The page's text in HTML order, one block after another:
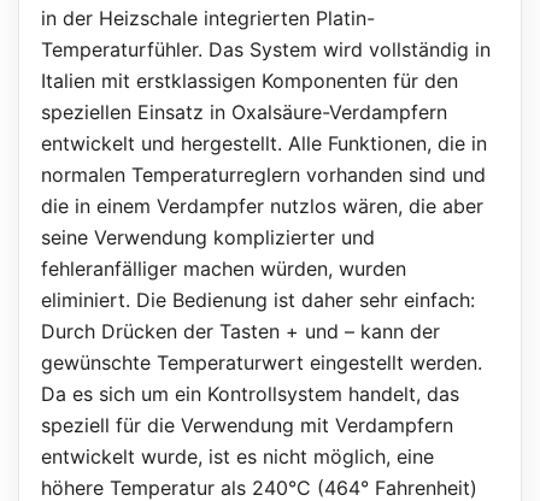
in der Heizschale integrierten Platin-
Temperaturfühler. Das System wird vollständig in
Italien mit erstklassigen Komponenten für den
speziellen Einsatz in Oxalsäure-Verdampfern
entwickelt und hergestellt. Alle Funktionen, die in
normalen Temperaturreglern vorhanden sind und
die in einem Verdampfer nutzlos wären, die aber
seine Verwendung komplizierter und
fehleranfälliger machen würden, wurden
eliminiert. Die Bedienung ist daher sehr einfach:
Durch Drücken der Tasten + und – kann der
gewünschte Temperaturwert eingestellt werden.
Da es sich um ein Kontrollsystem handelt, das
speziell für die Verwendung mit Verdampfern
entwickelt wurde, ist es nicht möglich, eine
höhere Temperatur als 240°C (464° Fahrenheit)